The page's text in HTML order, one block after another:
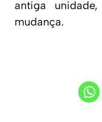
antiga
mudança.